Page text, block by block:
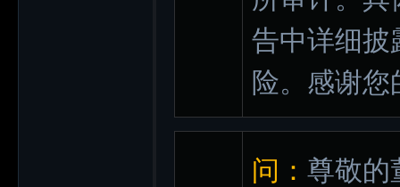
告中详细披
险。感谢您
问： 尊敬的